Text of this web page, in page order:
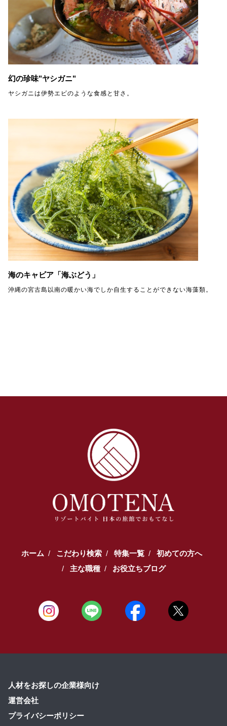
幻の珍味"ヤシガニ"
ヤシガニは伊勢エビのような食感と甘さ。
海のキャビア「海ぶどう」
沖縄の宮古島以南の暖かい海でしか自生することができない海藻類。
ホーム こだわり検索 特集一覧
初めての方へ
主な職種
お役立ちブログ
人材をお探しの企業様向け
運営会社
プライバシーポリシー